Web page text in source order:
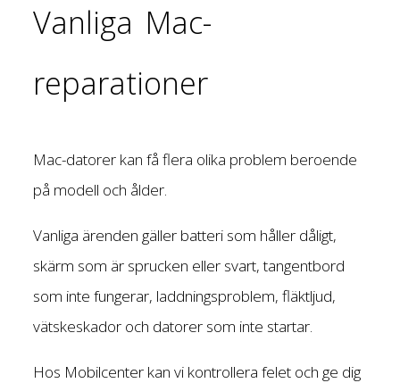
Vanliga Mac-
reparationer
Mac-datorer kan få flera olika problem beroende
på modell och ålder.
Vanliga ärenden gäller batteri som håller dåligt,
skärm som är sprucken eller svart, tangentbord
som inte fungerar, laddningsproblem, fläktljud,
vätskeskador och datorer som inte startar.
Hos Mobilcenter kan vi kontrollera felet och ge dig